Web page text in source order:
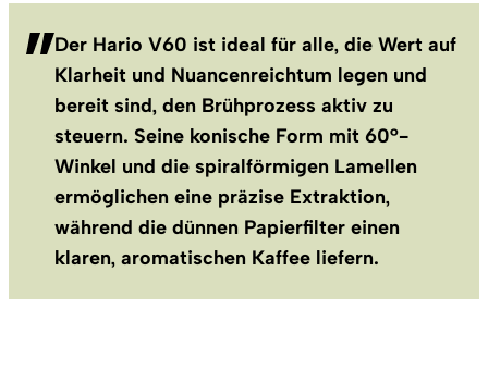
Der Hario V60 ist ideal für alle, die Wert auf
Klarheit und Nuancenreichtum legen und
bereit sind, den Brühprozess aktiv zu
steuern. Seine konische Form mit 60°-
Winkel und die spiralförmigen Lamellen
ermöglichen eine präzise Extraktion,
während die dünnen Papierfilter einen
klaren, aromatischen Kaffee liefern.